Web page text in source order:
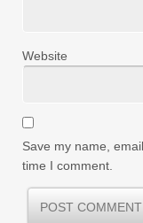
Website
Save my name,
time I comment.